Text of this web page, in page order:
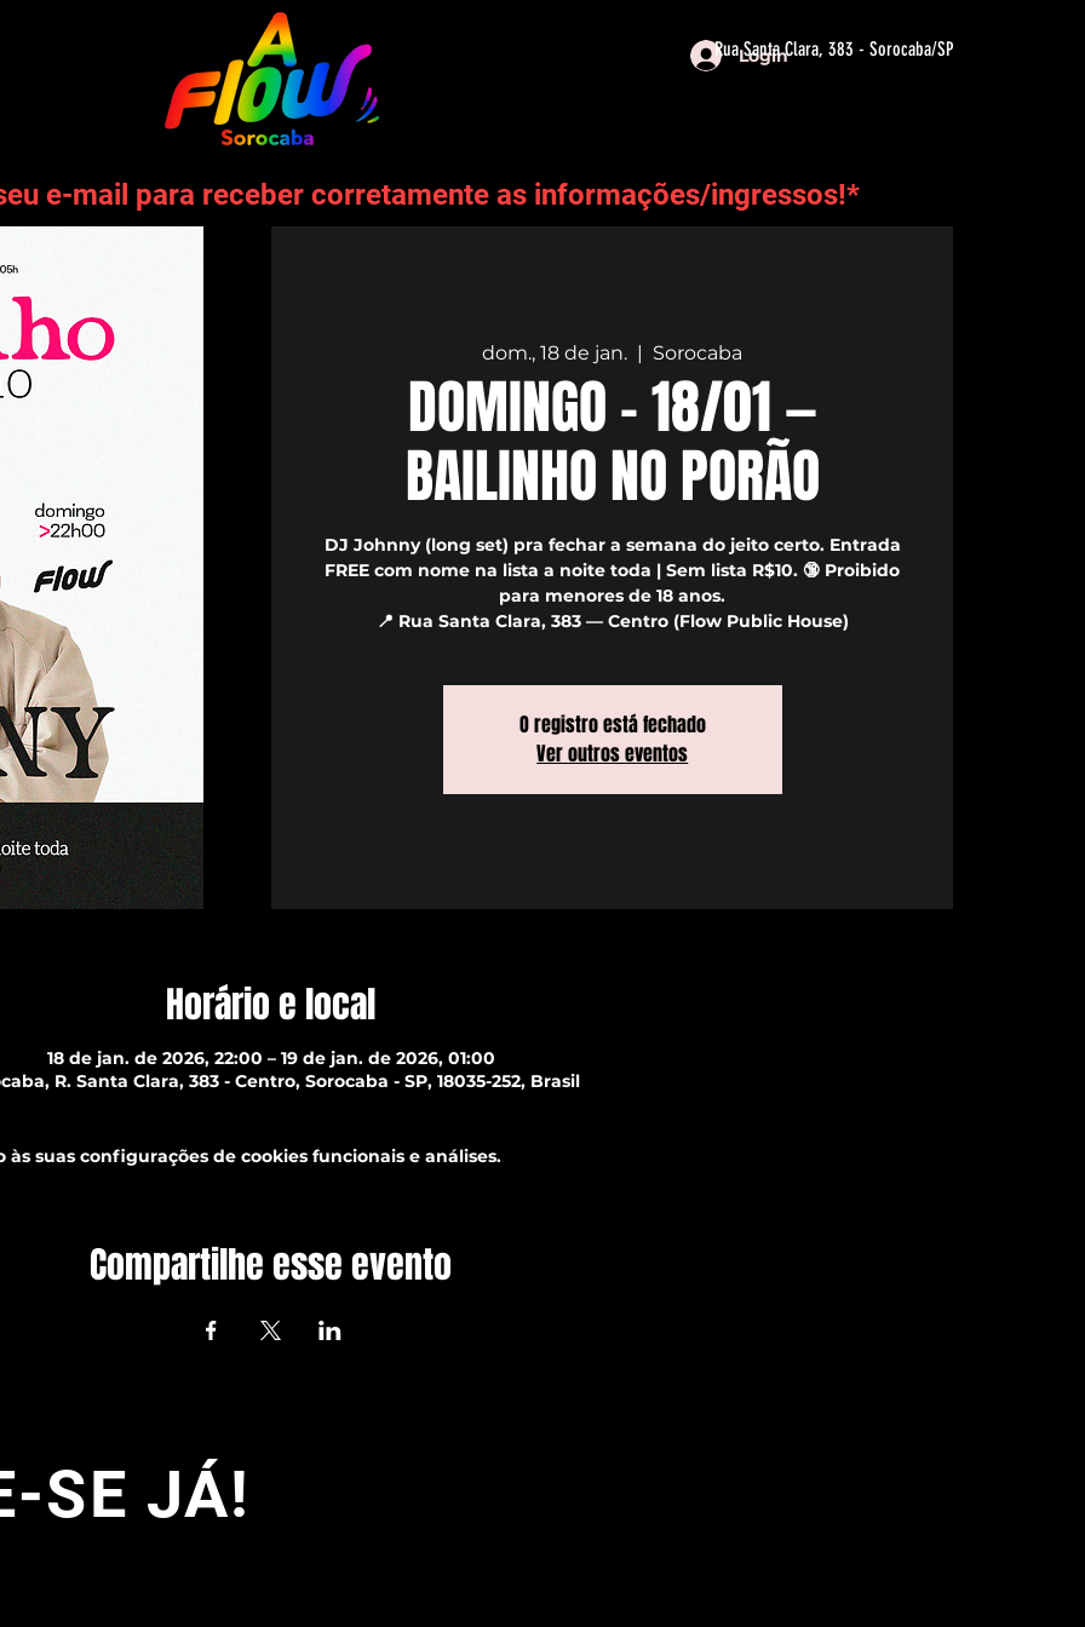
Rua Santa Clara, 383 - Sorocaba/SP
Login
e-mail para receber corretamente as informações/ingressos!*
dom., 18 de jan.
  |
Sorocaba
DOMINGO - 18/01 —
BAILINHO NO PORÃO
DJ Johnny (long set) pra fechar a semana do jeito certo. Entrada
FREE com nome na lista a noite toda | Sem lista R$10. 🔞 Proibido
para menores de 18 anos.
📍 Rua Santa Clara, 383 — Centro (Flow Public House)
O registro está fechado
Ver outros eventos
Horário e local
18 de jan. de 2026, 22:00 – 19 de jan. de 2026, 01:00
R. Santa Clara, 383 - Centro, Sorocaba - SP, 18035-252, Brasil
suas configurações de cookies funcionais e análises.
Compartilhe esse evento
SE JÁ!